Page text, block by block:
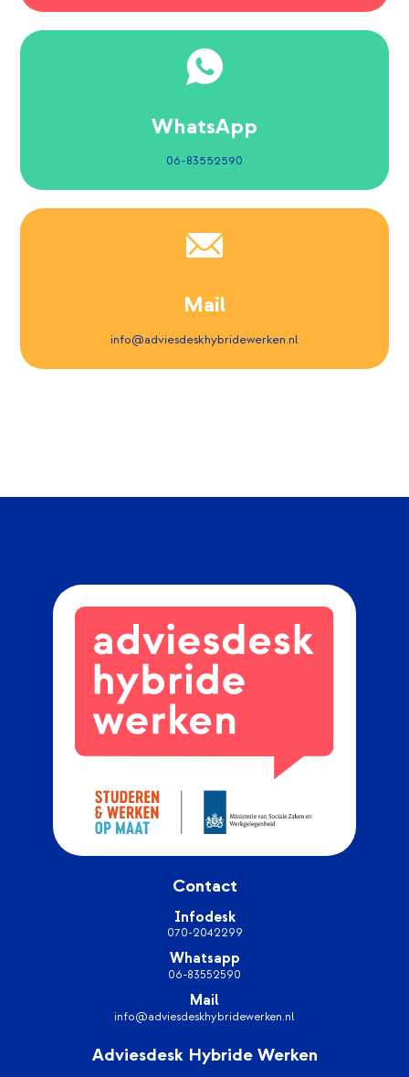
WhatsApp
06-83552590
Mail
info@adviesdeskhybridewerken.nl
Contact
Infodesk
070-2042299
Whatsapp
06-83552590
Mail
info@adviesdeskhybridewerken.nl
Adviesdesk Hybride Werken